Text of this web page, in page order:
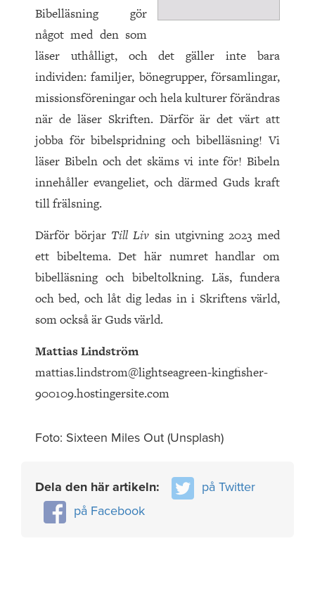
Bibelläsning gör
något med den som
läser uthålligt, och det gäller inte bara
individen: familjer, bönegrupper, församlingar,
missionsföreningar och hela kulturer förändras
när de läser Skriften. Därför är det värt att
jobba för bibelspridning och bibelläsning! Vi
läser Bibeln och det skäms vi inte för! Bibeln
innehåller evangeliet, och därmed Guds kraft
till frälsning.
Därför börjar Till Liv sin utgivning 2023 med
ett bibeltema. Det här numret handlar om
bibelläsning och bibeltolkning. Läs, fundera
och bed, och låt dig ledas in i Skriftens värld,
som också är Guds värld.
Mattias Lindström
mattias.lindstrom@lightseagreen-kingfisher-
900109.hostingersite.com
Foto: Sixteen Miles Out (Unsplash)
Dela den här artikeln:
på Twitter
på Facebook